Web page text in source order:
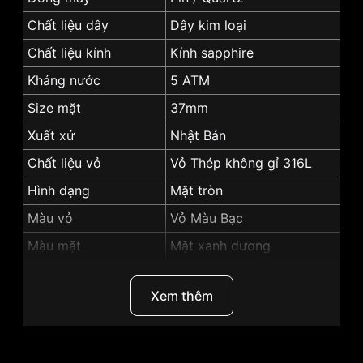
Chất liệu dây
Dây kim loại
Chất liệu kính
Kính sapphire
Kháng nước
5 ATM
Size mặt
37mm
Xuất xứ
Nhật Bản
Chất liệu vỏ
Vỏ Thép không gỉ 316L
Hình dạng
Mặt tròn
Màu vỏ
Vỏ Màu Bạc
Màu mặt
Mặt xanh dương
7.8mm
Những sản phẩm tương tự"SRWatch 37mm Nam
SG7005.1103GM":
Xem thêm